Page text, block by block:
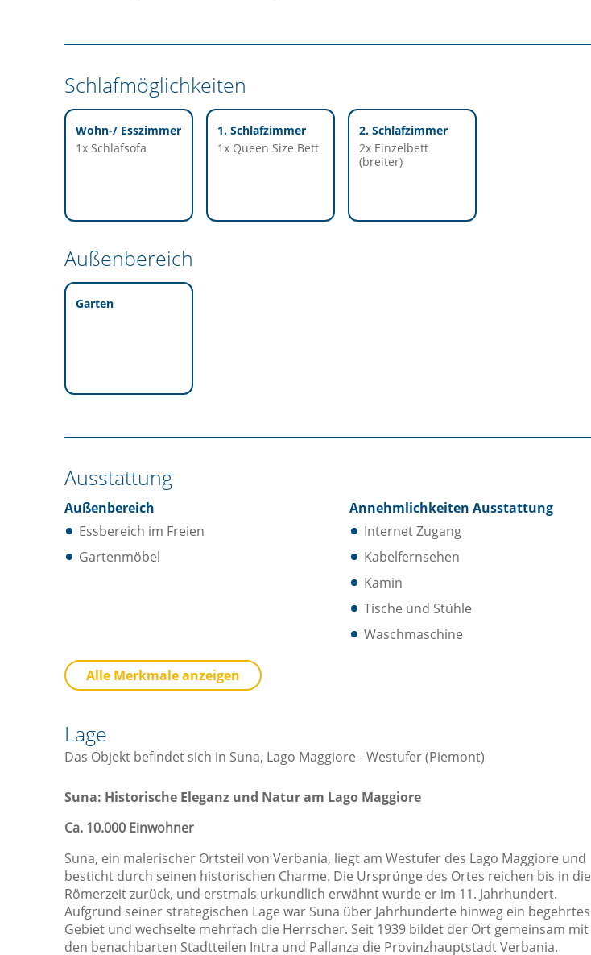
Schlafmöglichkeiten
Wohn-/ Esszimmer
1x Schlafsofa
1. Schlafzimmer
1x Queen Size Bett
2. Schlafzimmer
2x Einzelbett
(breiter)
Außenbereich
Garten
Ausstattung
Außenbereich
Essbereich im Freien
Gartenmöbel
Annehmlichkeiten Ausstattung
Internet Zugang
Kabelfernsehen
Kamin
Tische und Stühle
Waschmaschine
Küche
Besteck / Utensilien
Herd
Kaffee- / Teekocher
Küche
Küchenwaren
Mikrowelle
Ofen
Toaster
Privates Badezimmer
Zusätzliches Badezimmer
Alle Merkmale anzeigen
Lage
Das Objekt befindet sich in Suna, Lago Maggiore - Westufer (Piemont)
Suna: Historische Eleganz und Natur am Lago Maggiore
Ca. 10.000 Einwohner
Suna, ein malerischer Ortsteil von Verbania, liegt am Westufer des Lago Maggiore und
besticht durch seinen historischen Charme. Die Ursprünge des Ortes reichen bis in die
Römerzeit zurück, und erstmals urkundlich erwähnt wurde er im 11. Jahrhundert.
Aufgrund seiner strategischen Lage war Suna über Jahrhunderte hinweg ein begehrtes
Gebiet und wechselte mehrfach die Herrscher. Seit 1939 bildet der Ort gemeinsam mit
den benachbarten Stadtteilen Intra und Pallanza die Provinzhauptstadt Verbania.